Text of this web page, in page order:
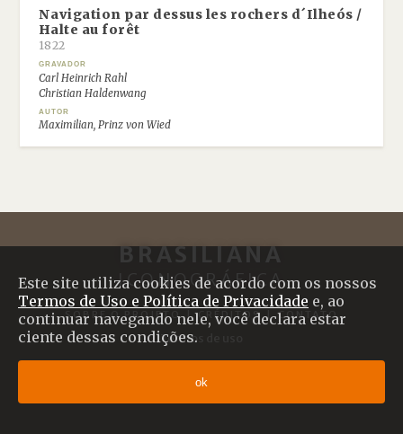
Este site utiliza cookies de acordo com os nossos
Termos de Uso e Política de Privacidade e, ao
continuar navegando nele, você declara estar
ciente dessas condições.
ok
Navigation par dessus les rochers d´Ilheós /
Halte au forêt
1822
GRAVADOR
Carl Heinrich Rahl
Christian Haldenwang
AUTOR
Maximilian, Prinz von Wied
BRASILIANA
ICONOGRÁFICA
SOBRE O PROJETO| CRÉDITOS |CONTATO
Termos de uso
Desenvolvido comShiro